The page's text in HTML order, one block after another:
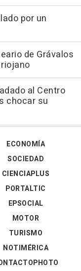
por un
de Grávalos
al Centro
chocar su
ECONOMÍA
SOCIEDAD
CIENCIAPLUS
PORTALTIC
EPSOCIAL
MOTOR
TURISMO
NOTIMÉRICA